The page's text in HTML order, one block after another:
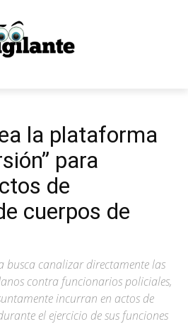
la plataforma
para
de
cuerpos de
busca canalizar directamente las
contra funcionarios policiales,
incurran en actos de
el ejercicio de sus funciones